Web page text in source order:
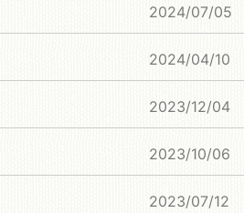
2024/07/05
2024/04/10
2023/12/04
2023/10/06
2023/07/12